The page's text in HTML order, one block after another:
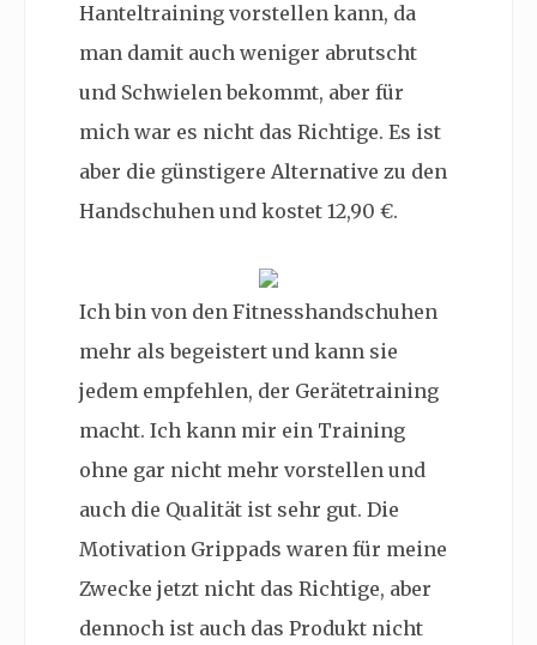
Hanteltraining vorstellen kann, da
man damit auch weniger abrutscht
und Schwielen bekommt, aber für
mich war es nicht das Richtige. Es ist
aber die günstigere Alternative zu den
Handschuhen und kostet 12,90 €.
Ich bin von den Fitnesshandschuhen
mehr als begeistert und kann sie
jedem empfehlen, der Gerätetraining
macht. Ich kann mir ein Training
ohne gar nicht mehr vorstellen und
auch die Qualität ist sehr gut. Die
Motivation Grippads waren für meine
Zwecke jetzt nicht das Richtige, aber
dennoch ist auch das Produkt nicht